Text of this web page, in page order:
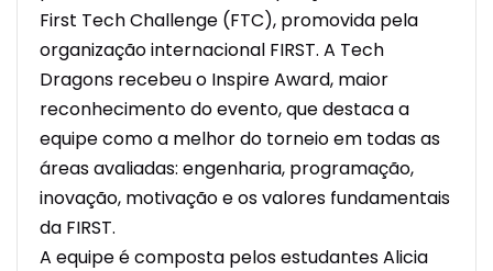
First Tech Challenge (FTC), promovida pela
organização internacional FIRST. A Tech
Dragons recebeu o Inspire Award, maior
reconhecimento do evento, que destaca a
equipe como a melhor do torneio em todas as
áreas avaliadas: engenharia, programação,
inovação, motivação e os valores fundamentais
da FIRST.
A equipe é composta pelos estudantes Alicia